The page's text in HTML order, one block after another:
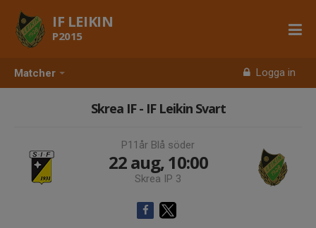
Matcher Logga in
IF LEIKIN
P2015
Skrea IF - IF Leikin Svart
P11år Blå söder
22 aug, 10:00
Skrea IP 3